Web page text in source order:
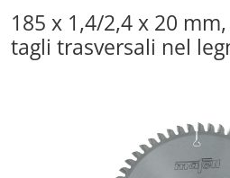
185 x 1,4/2,4 x 20
tagli trasversali nel
Bildergalerie überspringen